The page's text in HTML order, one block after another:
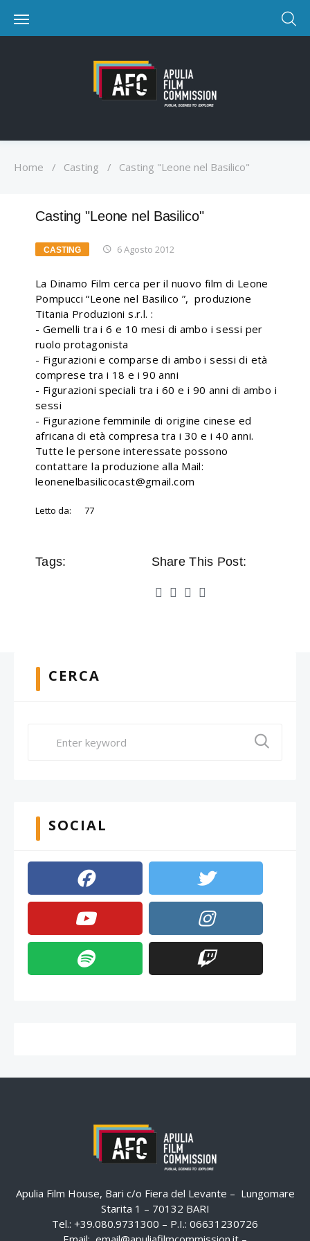
Home / Casting / Casting "Leone nel Basilico"
Casting "Leone nel Basilico"
CASTING 6 Agosto 2012
La Dinamo Film cerca per il nuovo film di Leone
Pompucci “Leone nel Basilico ”, produzione
Titania Produzioni s.r.l. :
- Gemelli tra i 6 e 10 mesi di ambo i sessi per
ruolo protagonista
- Figurazioni e comparse di ambo i sessi di età
comprese tra i 18 e i 90 anni
- Figurazioni speciali tra i 60 e i 90 anni di ambo i
sessi
- Figurazione femminile di origine cinese ed
africana di età compresa tra i 30 e i 40 anni.
Tutte le persone interessate possono
contattare la produzione alla Mail:
leonenelbasilicocast@gmail.com
Letto da: 77
Tags: Share This Post:
CERCA
SOCIAL
Apulia Film House, Bari c/o Fiera del Levante – Lungomare
Starita 1 – 70132 BARI
Tel.: +39.080.9731300 – P.I.: 06631230726